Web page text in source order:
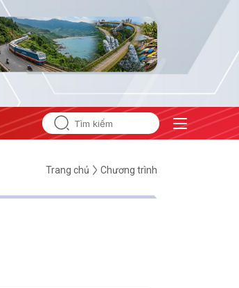
#Đưa Nghị quyết thành hành động
Trang chủ Chương trình